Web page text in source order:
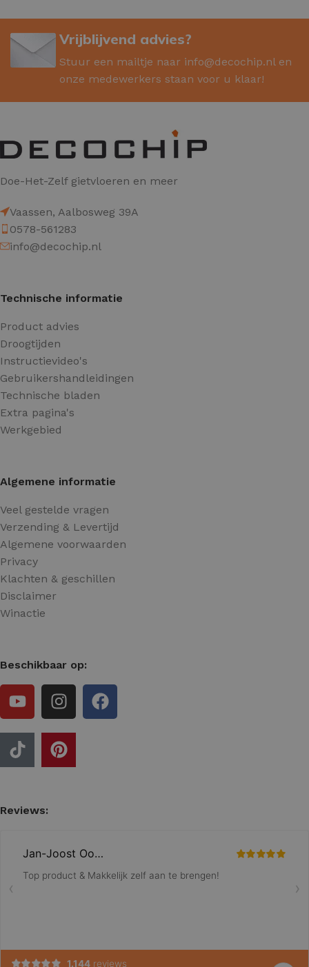
Vrijblijvend advies?
Stuur een mailtje naar info@decochip.nl en
onze medewerkers staan voor u klaar!
Doe-Het-Zelf gietvloeren en meer
Vaassen, Aalbosweg 39A
0578-561283
info@decochip.nl
Technische informatie
Product advies
Droogtijden
Instructievideo's
Gebruikershandleidingen
Technische bladen
Extra pagina's
Werkgebied
Algemene informatie
Veel gestelde vragen
Verzending & Levertijd
Algemene voorwaarden
Privacy
Klachten & geschillen
Disclaimer
Winactie
Beschikbaar op:
Reviews: